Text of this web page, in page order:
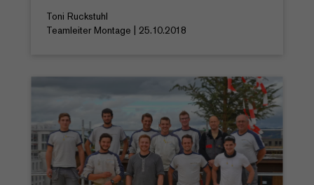
Toni Ruckstuhl
Teamleiter Montage | 25.10.2018